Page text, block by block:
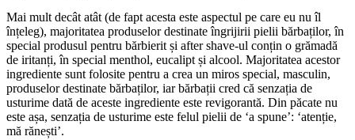
Mai mult decât atât (de fapt acesta este aspectul pe care eu nu îl
înțeleg), majoritatea produselor destinate îngrijirii pielii bărbaților, în
special produsul pentru bărbierit și after shave-ul conțin o grămadă
de iritanți, în special menthol, eucalipt și alcool. Majoritatea acestor
ingrediente sunt folosite pentru a crea un miros special, masculin,
produselor destinate bărbaților, iar bărbații cred că senzația de
usturime dată de aceste ingrediente este revigorantă. Din păcate nu
este așa, senzația de usturime este felul pielii de ‘a spune’: ‘atenție,
mă rănești’.